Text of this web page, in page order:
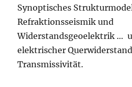
Synoptisches
Refraktionsseismik und
Widerstandsgeoelektrik …
elektrischer
Transmissivität.